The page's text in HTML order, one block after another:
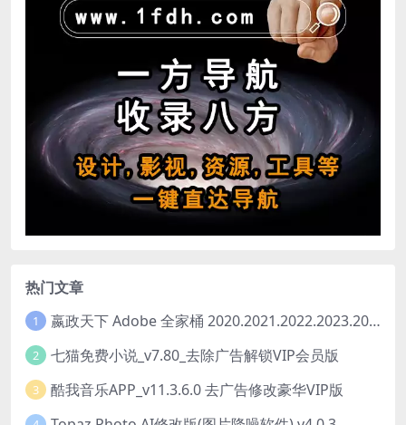
热门文章
1 嬴政天下 Adobe 全家桶 2020.2021.2022.2023.2024.2025大师版（2025年08月版 ）
2 七猫免费小说_v7.80_去除广告解锁VIP会员版
3 酷我音乐APP_v11.3.6.0 去广告修改豪华VIP版